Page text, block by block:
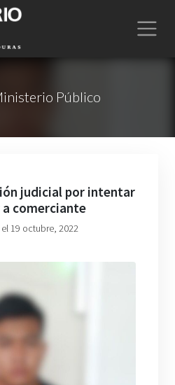
Público
judicial por intentar
a comerciante
19 octubre, 2022